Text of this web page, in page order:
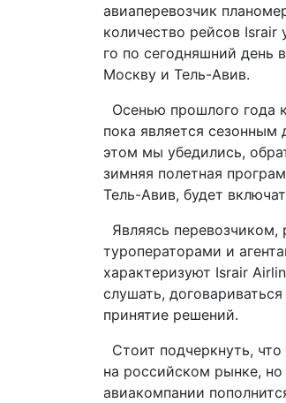
авиаперевозчик
количество рейсов
го по сегодняшний
Москву и Тель-Авив.
Осенью прошлого года
пока является
этом мы убедились,
зимняя полетная
Тель-Авив, будет
Являясь
туроператорами и
характеризуют Israir
слушать,
принятие решений.
Стоит подчеркнуть,
на российском рынке,
авиакомпании